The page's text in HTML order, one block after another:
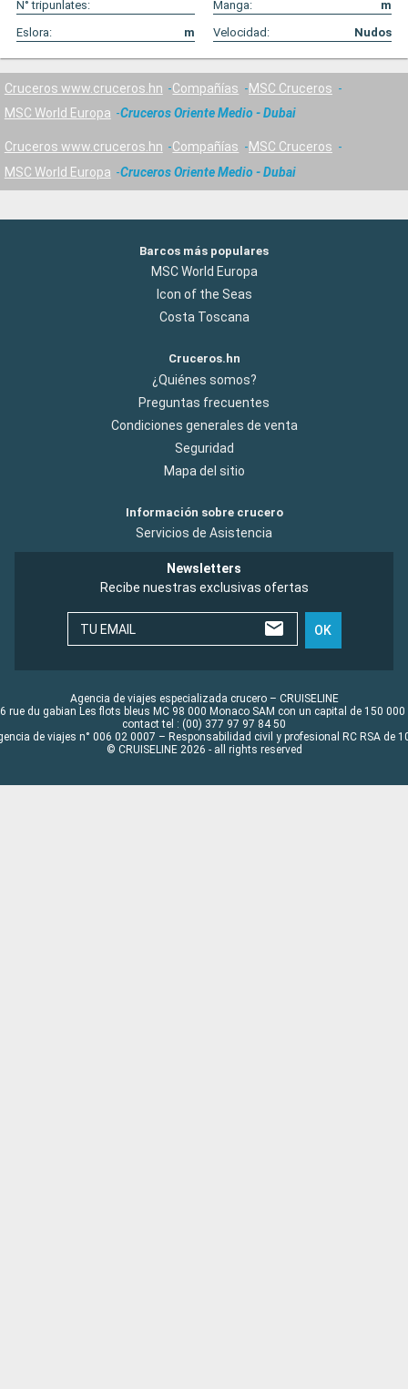
N° tripunlates:
Manga:
m
Eslora:
m Velocidad: Nudos
Cruceros www.cruceros.hn Compañías
MSC Cruceros
MSC World Europa
Cruceros Oriente Medio - Dubai
Cruceros www.cruceros.hn Compañías
MSC Cruceros
MSC World Europa
Cruceros Oriente Medio - Dubai
Barcos más populares
MSC World Europa
Icon of the Seas
Costa Toscana
Cruceros.hn
¿Quiénes somos?
Preguntas frecuentes
Condiciones generales de venta
Seguridad
Mapa del sitio
Información sobre crucero
Servicios de Asistencia
Newsletters
Recibe nuestras exclusivas ofertas
TU EMAIL OK
Agencia de viajes especializada crucero – CRUISELINE
rue du gabian Les flots bleus MC 98 000 Monaco SAM con un capital de 150 000
contact tel : (00) 377 97 97 84 50
de viajes n° 006 02 0007 – Responsabilidad civil y profesional RC RSA de
© CRUISELINE 2026 - all rights reserved